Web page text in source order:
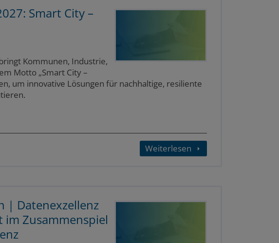
Smart City –
Kommunen, Industrie,
Motto „Smart City –
um innovative Lösungen für nachhaltige, resiliente
Weiterlesen
| Datenexzellenz
Zusammenspiel